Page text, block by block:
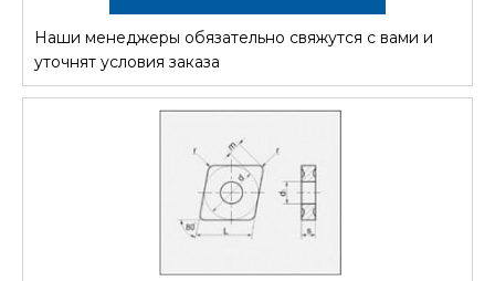
СТОИМОСТЬ
Наши менеджеры обязательно свяжутся с вами и
уточнят условия заказа